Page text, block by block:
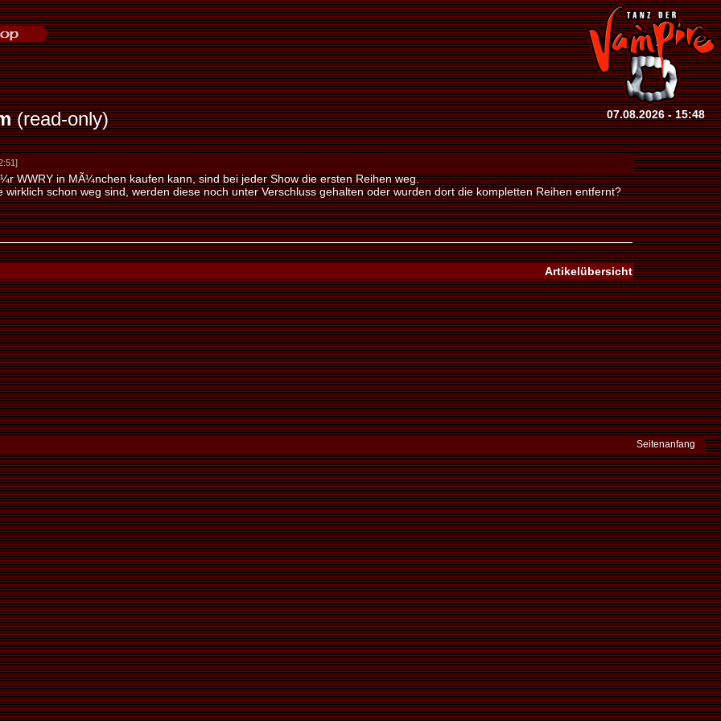
(read-only) 07.08.2026 - 15:48
WWRY in MÃ¼nchen kaufen kann, sind bei jeder Show die ersten Reihen weg.
wirklich schon weg sind, werden diese noch unter Verschluss gehalten oder wurden dort die kompletten Reihen entfernt?
Artikelübersicht
Seitenanfang